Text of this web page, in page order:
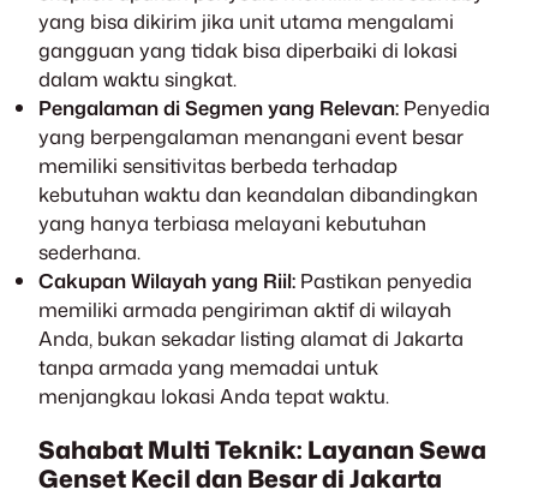
yang bisa dikirim jika unit utama mengalami
gangguan yang tidak bisa diperbaiki di lokasi
dalam waktu singkat.
Pengalaman di Segmen yang Relevan: Penyedia
yang berpengalaman menangani event besar
memiliki sensitivitas berbeda terhadap
kebutuhan waktu dan keandalan dibandingkan
yang hanya terbiasa melayani kebutuhan
sederhana.
Cakupan Wilayah yang Riil: Pastikan penyedia
memiliki armada pengiriman aktif di wilayah
Anda, bukan sekadar listing alamat di Jakarta
tanpa armada yang memadai untuk
menjangkau lokasi Anda tepat waktu.
Sahabat Multi Teknik: Layanan Sewa
Genset Kecil dan Besar di Jakarta